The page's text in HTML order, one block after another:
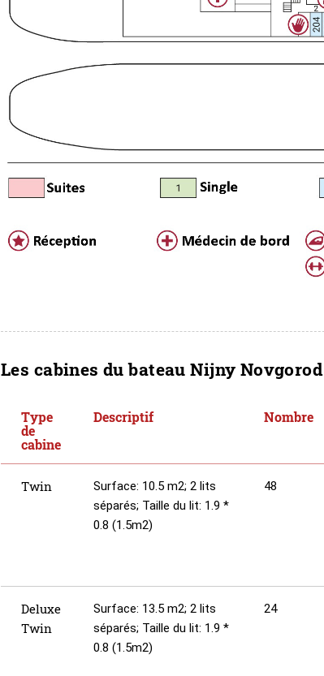
Les cabines du bateau Nijny Novgorod
Type
de
cabine
Descriptif Nombre
Twin
Surface: 10.5 m2; 2 lits
séparés; Taille du lit: 1.9 *
0.8 (1.5m2)
48
Deluxe
Twin
Surface: 13.5 m2; 2 lits
séparés; Taille du lit: 1.9 *
0.8 (1.5m2)
24